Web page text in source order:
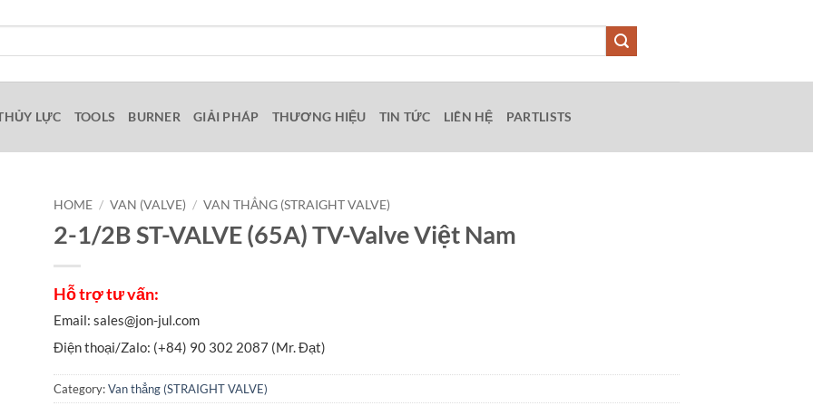
LỰC TOOLS BURNER GIẢI PHÁP THƯƠNG HIỆU TIN TỨC LIÊN HỆ PARTLISTS
HOME / VAN (VALVE) / VAN THẲNG (STRAIGHT VALVE)
2-1/2B ST-VALVE (65A) TV-Valve Việt Nam
Category:Van thẳng (STRAIGHT VALVE)